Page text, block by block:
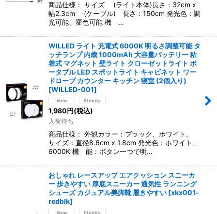
商品仕様： サイズ (ライト本体)長さ：32cm x
幅2.3cm (ケーブル) 長さ：150cm 発光色：調
光可能、変色可能 機 …
WILLED ライト 充電式 6000K 明るさ調整可能 タ
ッチランプ 内蔵 1000mAh 大容量バッテリー 粘
着式 マグネット 壁ライト クローゼットライト ポ
ータブル LED スポットライト キャビネット ワー
ドローブ カウンター キッチン 寝室 (2個入り)
[WILLED-001]
1,980円(税込)
入荷待ち
商品仕様： 外観カラー：ブラック、ホワイト。
サイズ：直径8.6cm x 1.8cm 発光色：ホワイト、
6000K 機 能：ボタン一つで明…
おしゃれ レースアップ エアクッション スニーカ
ー 歩きやすい 厚底スニーカー 通気性 ランニング
シューズ カジュアル美脚靴 履きやすい [xkx001-
redblk]